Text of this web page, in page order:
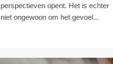
perspectieven opent. Het is echter
niet ongewoon om het gevoel...